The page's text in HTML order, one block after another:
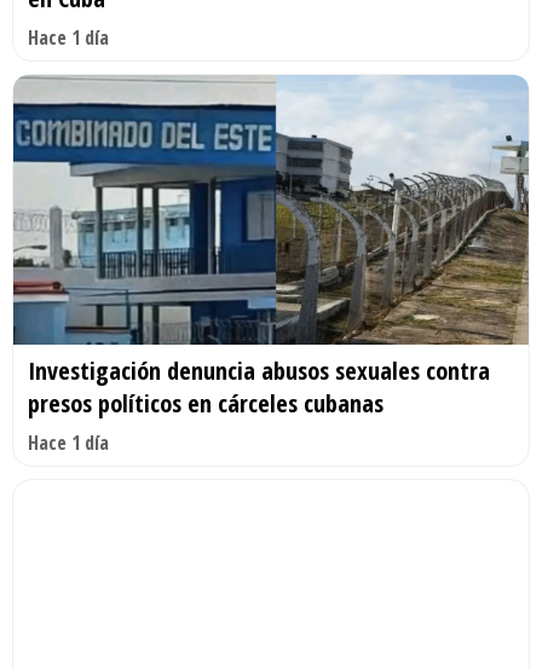
Hace 1 día
Investigación denuncia abusos sexuales contra
presos políticos en cárceles cubanas
Hace 1 día